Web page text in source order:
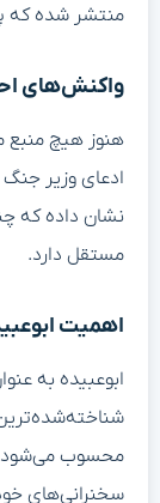
منتشر شده که
واکنش‌های
هنوز هیچ
ادعای وزیر
مستقل دارد.
اهمیت
ابوعبیده به
محسوب می‌شود.
سخنرانی‌های